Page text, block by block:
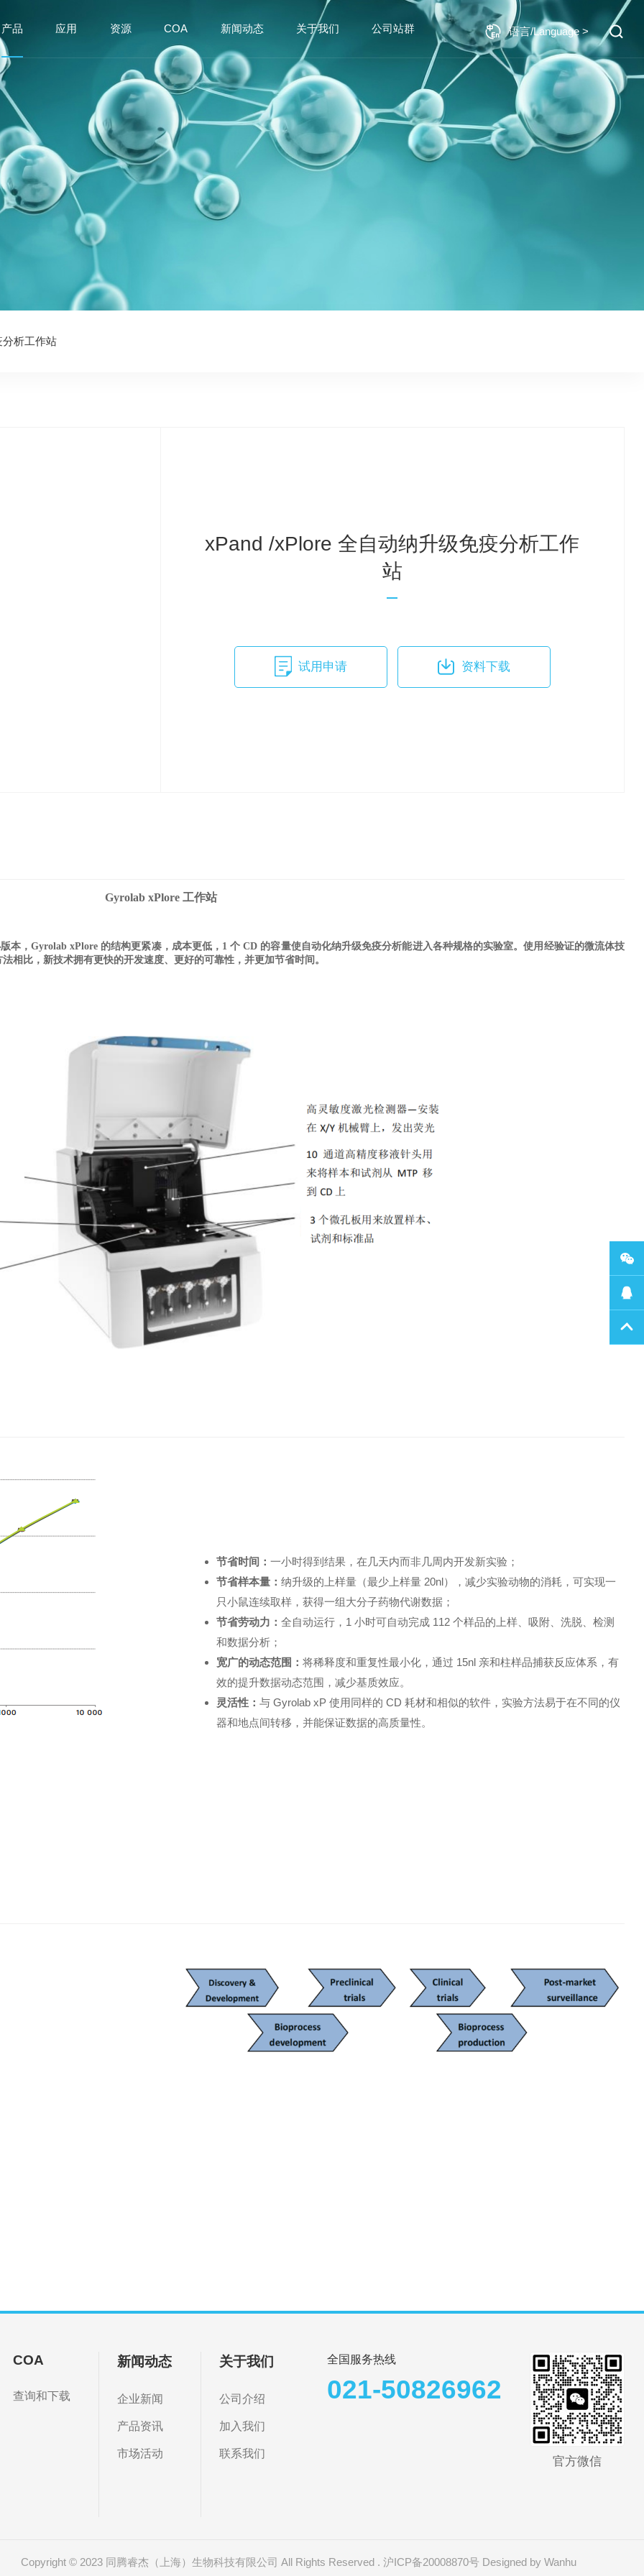
语言/Language >
产品 应用 资源 COA 新闻动态 关于我们 公司站群
分析工作站
xPand /xPlore 全自动纳升级免疫分析工作
站
试用申请 资料下载
Gyrolab xPlore 工作站
本，Gyrolab xPlore 的结构更紧凑，成本更低，1 个 CD 的容量使自动化纳升级免疫分析能进入各种规格的实验室。使用经验证的微流体技
相比，新技术拥有更快的开发速度、更好的可靠性，并更加节省时间。
节省时间：一小时得到结果，在几天内而非几周内开发新实验；
节省样本量：纳升级的上样量（最少上样量 20nl），减少实验动物的消耗，可实现一
只小鼠连续取样，获得一组大分子药物代谢数据；
节省劳动力：全自动运行，1 小时可自动完成 112 个样品的上样、吸附、洗脱、检测
和数据分析；
宽广的动态范围：将稀释度和重复性最小化，通过 15nl 亲和柱样品捕获反应体系，有
效的提升数据动态范围，减少基质效应。
灵活性：与 Gyrolab xP 使用同样的 CD 耗材和相似的软件，实验方法易于在不同的仪
器和地点间转移，并能保证数据的高质量性。
COA
查询和下载
新闻动态
企业新闻
产品资讯
市场活动
关于我们
公司介绍
加入我们
联系我们
官方微信
全国服务热线
021-50826962
Copyright © 2023 同腾睿杰（上海）生物科技有限公司 All Rights Reserved . 沪ICP备20008870号 Designed by Wanhu